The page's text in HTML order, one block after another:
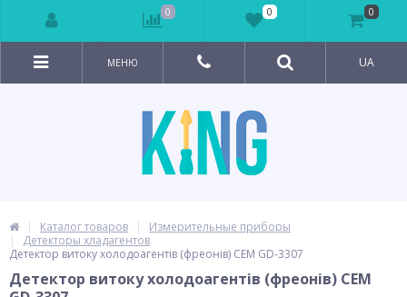
МЕНЮ UA
Каталог товаров
Измерительные приборы
Детекторы хладагентов
Детектор витоку холодоагентів (фреонів) CEM GD-3307
Детектор витоку холодоагентів (фреонів) CEM
0 0 0